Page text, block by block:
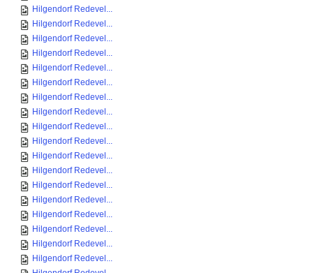
Hilgendorf Redevel...
Hilgendorf Redevel...
Hilgendorf Redevel...
Hilgendorf Redevel...
Hilgendorf Redevel...
Hilgendorf Redevel...
Hilgendorf Redevel...
Hilgendorf Redevel...
Hilgendorf Redevel...
Hilgendorf Redevel...
Hilgendorf Redevel...
Hilgendorf Redevel...
Hilgendorf Redevel...
Hilgendorf Redevel...
Hilgendorf Redevel...
Hilgendorf Redevel...
Hilgendorf Redevel...
Hilgendorf Redevel...